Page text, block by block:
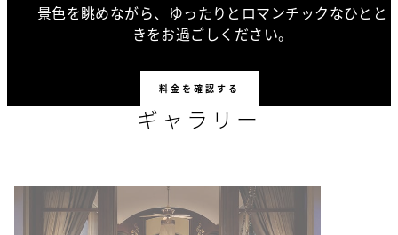
景色を眺めながら、ゆったりとロマンチックなひとと
きをお過ごしください。
料金を確認する
ギャラリー